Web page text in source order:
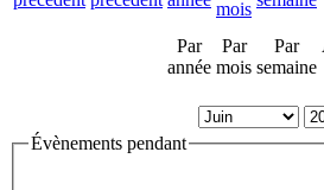
Par
année
Par
mois
Par
semaine
Évènements pendant